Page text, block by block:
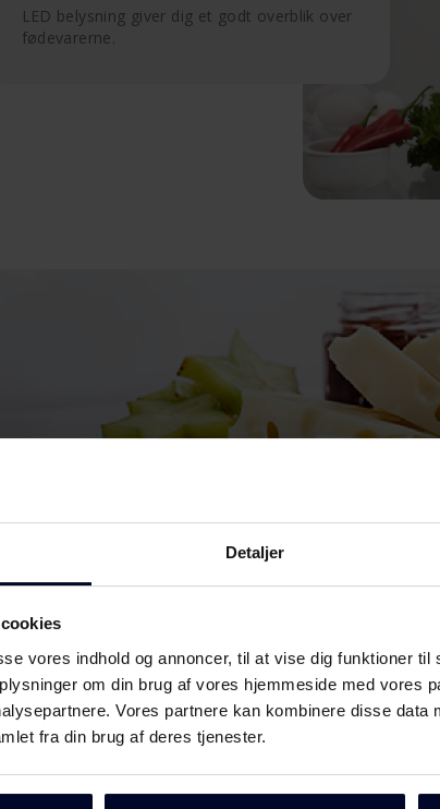
Detaljer
vores indhold og annoncer, til at vise dig funktioner til
om din brug af vores hjemmeside med vores
Vores partnere kan kombinere disse data
fra din brug af deres tjenester.
LED belysning giver dig et godt overblik over
fødevarerne.
Sæt skabet hvor du vil